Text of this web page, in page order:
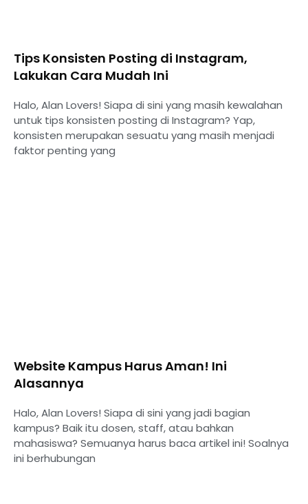
Tips Konsisten Posting di Instagram,
Lakukan Cara Mudah Ini
Halo, Alan Lovers! Siapa di sini yang masih kewalahan
untuk tips konsisten posting di Instagram? Yap,
konsisten merupakan sesuatu yang masih menjadi
faktor penting yang
Website Kampus Harus Aman! Ini
Alasannya
Halo, Alan Lovers! Siapa di sini yang jadi bagian
kampus? Baik itu dosen, staff, atau bahkan
mahasiswa? Semuanya harus baca artikel ini! Soalnya
ini berhubungan